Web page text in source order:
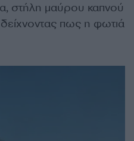
στήλη μαύρου καπνού
πως η φωτιά